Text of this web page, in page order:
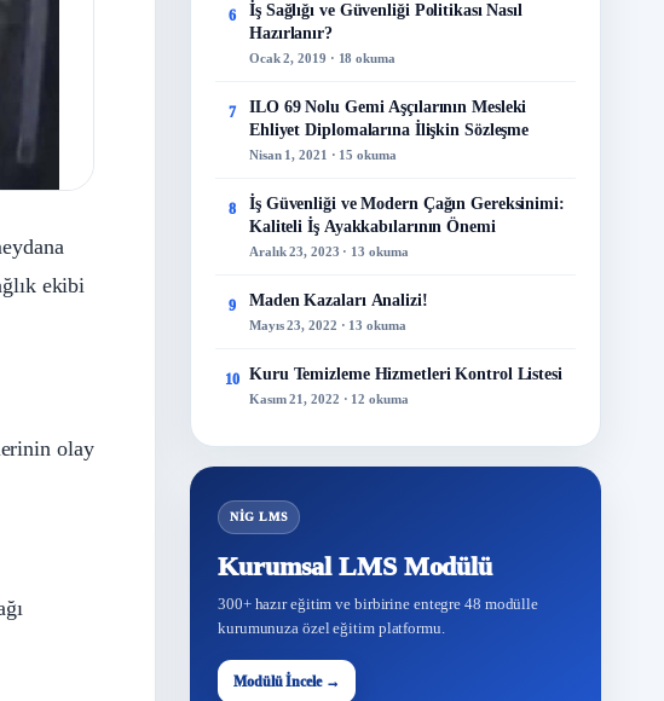
ekibi
olay
6
İş Sağlığı ve Güvenliği Politikası Nasıl
Hazırlanır?
Ocak 2, 2019 · 18 okuma
7
ILO 69 Nolu Gemi Aşçılarının Mesleki
Ehliyet Diplomalarına İlişkin Sözleşme
Nisan 1, 2021 · 15 okuma
8
İş Güvenliği ve Modern Çağın Gereksinimi:
Kaliteli İş Ayakkabılarının Önemi
Aralık 23, 2023 · 13 okuma
9 Maden Kazaları Analizi!
Mayıs 23, 2022 · 13 okuma
10 Kuru Temizleme Hizmetleri Kontrol Listesi
Kasım 21, 2022 · 12 okuma
NİG LMS
Kurumsal LMS Modülü
300+ hazır eğitim ve birbirine entegre 48 modülle
kurumunuza özel eğitim platformu.
Modülü İncele →
48
Modül